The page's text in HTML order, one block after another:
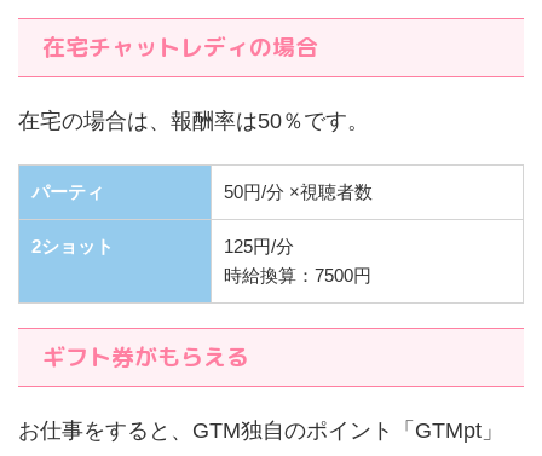
在宅チャットレディの場合
在宅の場合は、報酬率は50％です。
パーティ 50円/分 ×視聴者数
2ショット
125円/分
時給換算：7500円
ギフト券がもらえる
お仕事をすると、GTM独自のポイント「GTMpt」